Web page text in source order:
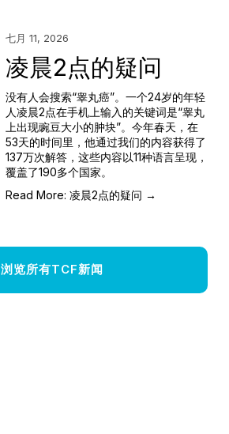
七月 11, 2026
凌晨2点的疑问
没有人会搜索“睾丸癌”。一个24岁的年轻
人凌晨2点在手机上输入的关键词是“睾丸
上出现豌豆大小的肿块”。今年春天，在
53天的时间里，他通过我们的内容获得了
137万次解答，这些内容以11种语言呈现，
覆盖了190多个国家。
Read More: 凌晨2点的疑问 →
浏览所有TCF新闻